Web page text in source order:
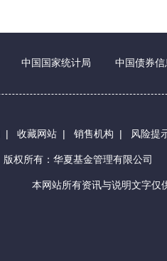
中国国家统计局 中国债券信
| 收藏网站 | 销售机构 | 风险提
版权所有：华夏基金管理有限公司
本网站所有资讯与说明文字仅